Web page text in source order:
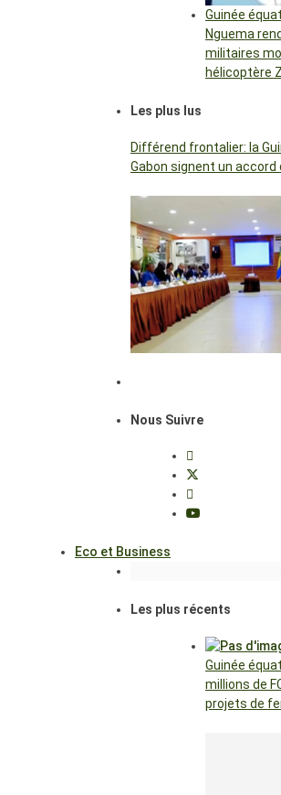
Guinée
Nguema
militaires
hélicoptère
Les plus lus
Différend frontalier: la
Gabon signent un accord
Nous Suivre
Eco et Business
Les plus récents
Guinée
millions de
projets de